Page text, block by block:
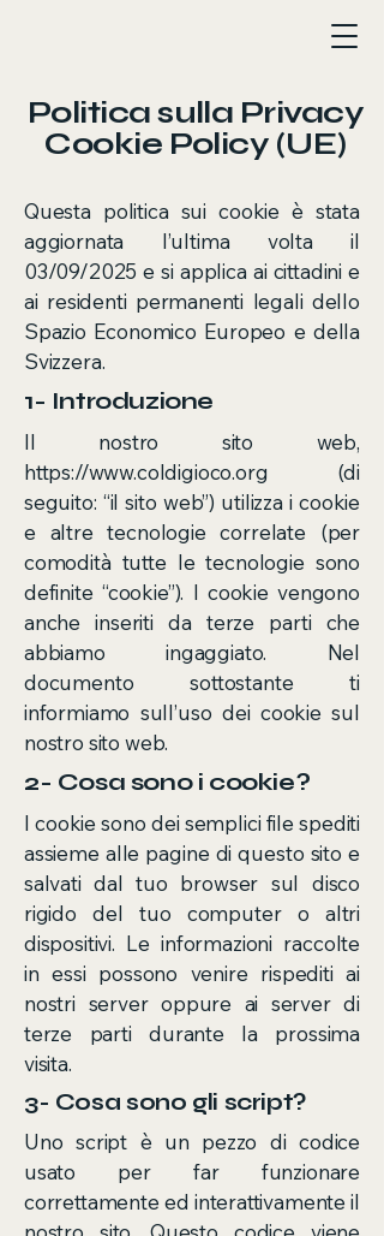
Politica sulla Privacy
Cookie Policy (UE)
Questa politica sui cookie è stata
aggiornata l’ultima volta il
03/09/2025 e si applica ai cittadini e
ai residenti permanenti legali dello
Spazio Economico Europeo e della
Svizzera.
1- Introduzione
Il nostro sito web,
https://www.coldigioco.org (di
seguito: “il sito web”) utilizza i cookie
e altre tecnologie correlate (per
comodità tutte le tecnologie sono
definite “cookie”). I cookie vengono
anche inseriti da terze parti che
abbiamo ingaggiato. Nel
documento sottostante ti
informiamo sull’uso dei cookie sul
nostro sito web.
2- Cosa sono i cookie?
I cookie sono dei semplici file spediti
assieme alle pagine di questo sito e
salvati dal tuo browser sul disco
rigido del tuo computer o altri
dispositivi. Le informazioni raccolte
in essi possono venire rispediti ai
nostri server oppure ai server di
terze parti durante la prossima
visita.
3- Cosa sono gli script?
Uno script è un pezzo di codice
usato per far funzionare
correttamente ed interattivamente il